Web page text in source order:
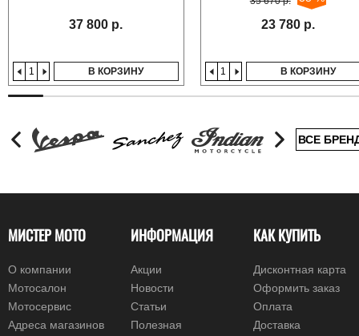
37 800 р.
В КОРЗИНУ
23 780 р.
В КОРЗИНУ
ВСЕ
МИСТЕР МОТО
О компании
Мотосалон
Мотосервис
Адреса магазинов
ИНФОРМАЦИЯ
Акции
Новости
Статьи
Полезная
КАК КУПИТЬ
Дисконтная карта
Оформить заказ
Оплата
Доставка